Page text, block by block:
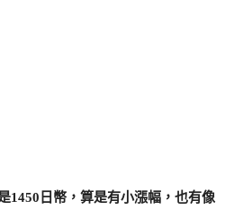
1450日幣，算是有小漲幅，也有像